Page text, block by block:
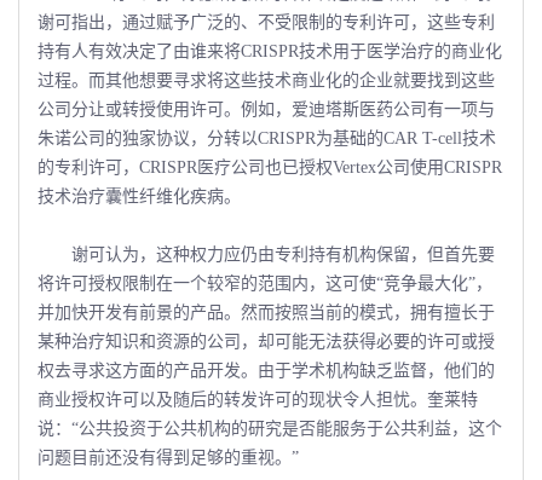
谢可指出，通过赋予广泛的、不受限制的专利许可，这些专利
持有人有效决定了由谁来将CRISPR技术用于医学治疗的商业化
过程。而其他想要寻求将这些技术商业化的企业就要找到这些
公司分让或转授使用许可。例如，爱迪塔斯医药公司有一项与
朱诺公司的独家协议，分转以CRISPR为基础的CAR T-cell技术
的专利许可，CRISPR医疗公司也已授权Vertex公司使用CRISPR
技术治疗囊性纤维化疾病。
谢可认为，这种权力应仍由专利持有机构保留，但首先要
将许可授权限制在一个较窄的范围内，这可使“竞争最大化”，
并加快开发有前景的产品。然而按照当前的模式，拥有擅长于
某种治疗知识和资源的公司，却可能无法获得必要的许可或授
权去寻求这方面的产品开发。由于学术机构缺乏监督，他们的
商业授权许可以及随后的转发许可的现状令人担忧。奎莱特
说：“公共投资于公共机构的研究是否能服务于公共利益，这个
问题目前还没有得到足够的重视。”